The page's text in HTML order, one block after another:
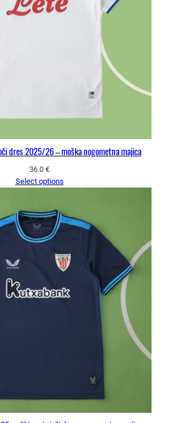
dres 2025/26 – moška nogometna majica
36.0 €
Select options